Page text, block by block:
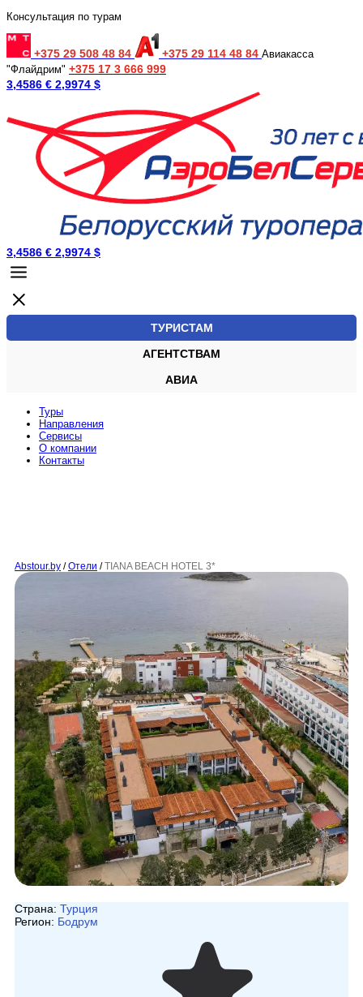
Консультация по турам
+375 29 508 48 84 +375 29 114 48 84 Авиакасса
"Флайдрим" +375 17 3 666 999
3,4586 € 2,9974 $
3,4586 € 2,9974 $
ТУРИСТАМ
АГЕНТСТВАМ
АВИА
Туры
Направления
Сервисы
O компании
Контакты
Abstour.by / Отели / TIANA BEACH HOTEL 3*
Страна: Турция
Регион: Бодрум